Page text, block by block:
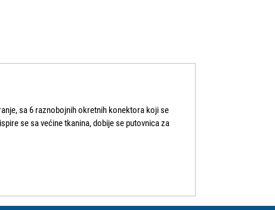
sa 6 raznobojnih okretnih konektora koji se
se sa većine tkanina, dobije se putovnica za